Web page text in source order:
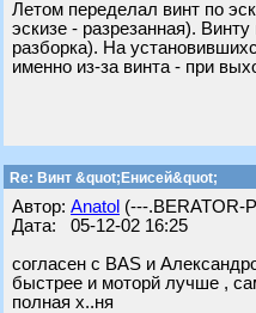
Летом переделал винт по
эскизе - разрезанная).
разборка). На
именно из-за винта - при
Re: Винт &quot;Енисей&quot;
Автор: Anatol (---.BERATOR-
Дата: 05-12-02 16:25
согласен с BAS и
быстрее и моторй лучше ,
полная х..ня